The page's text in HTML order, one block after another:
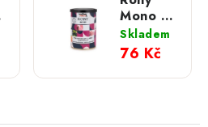
Mono –
Vepřová
svalovina
s mrkví
a
Skladem
76 Kč